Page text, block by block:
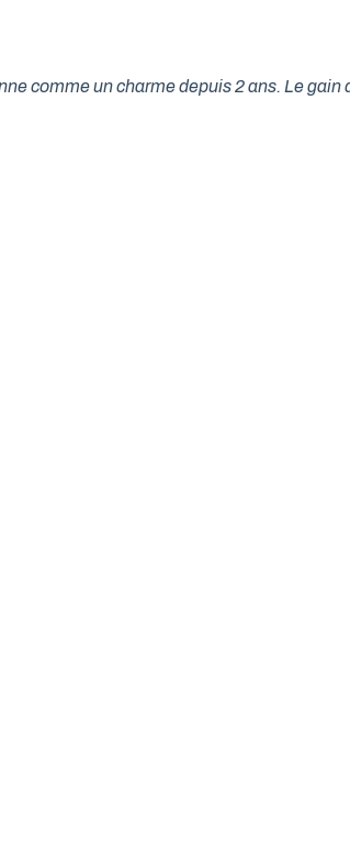
comme un charme depuis 2 ans. Le